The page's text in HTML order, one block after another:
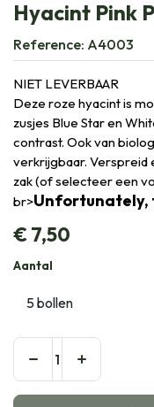
Hyacint Pink
Reference: A4003
NIET LEVERBAAR
Deze roze hyacint is
zusjes Blue Star en
contrast. Ook van
verkrijgbaar. Verspreid
zak (of selecteer een
br>Unfortunately,
€7,50
Aantal